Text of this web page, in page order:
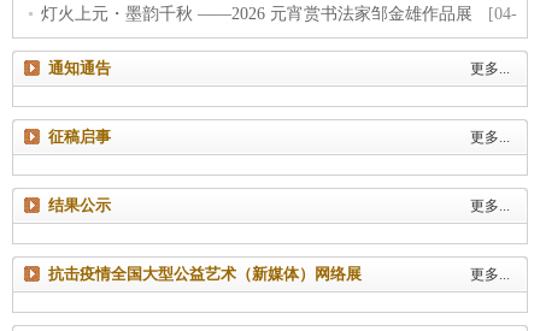
灯火上元・墨韵千秋 ——2026 元宵赏书法家邹金雄作品展
[04-
27]
通知通告
更多...
征稿启事 更多...
结果公示 更多...
抗击疫情全国大型公益艺术（新媒体）网络展 更多...